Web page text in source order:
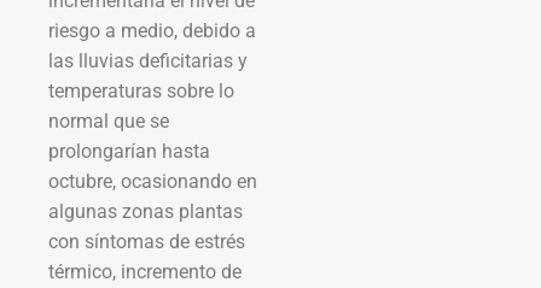
riesgo a medio, debido a
las lluvias deficitarias y
temperaturas sobre lo
normal que se
prolongarían hasta
octubre, ocasionando en
algunas zonas plantas
con síntomas de estrés
térmico, incremento de